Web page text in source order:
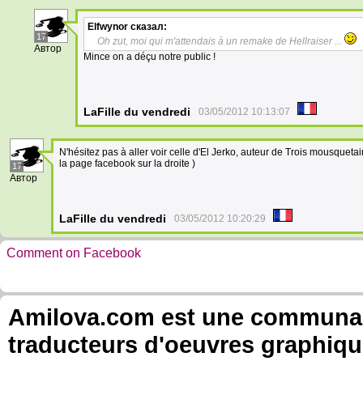
17
Автор
Elfwynor сказал:
Oh zut, moi qui m'attendais à un remake de Hellraiser ...
Mince on a déçu notre public !
LaFille du vendredi 03/05/2012 10:13:07
17
Автор
N'hésitez pas à aller voir celle d'El Jerko, auteur de Trois
la page facebook sur la droite )
LaFille du vendredi 03/05/2012 10:20:29
Comment on Facebook
Amilova.com est une
traducteurs d'oeuvres